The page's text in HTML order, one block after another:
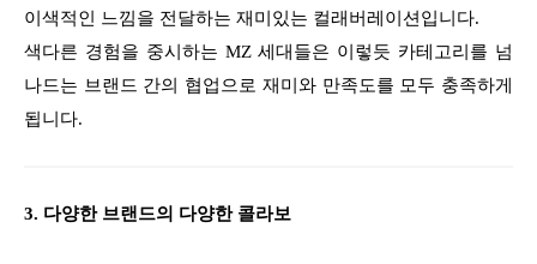
이색적인 느낌을 전달하는 재미있는 컬래버레이션입니다.
색다른 경험을 중시하는 MZ 세대들은 이렇듯 카테고리를 넘
나드는 브랜드 간의 협업으로 재미와 만족도를 모두 충족하게
됩니다.
3. 다양한 브랜드의 다양한 콜라보